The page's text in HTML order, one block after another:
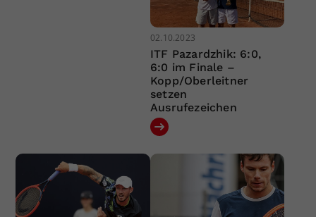
02.10.2023
ITF Pazardzhik: 6:0,
6:0 im Finale –
Kopp/Oberleitner
setzen
Ausrufezeichen